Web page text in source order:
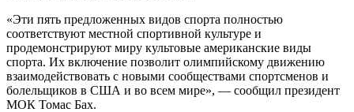
«Эти пять предложенных видов спорта полностью
соответствуют местной спортивной культуре и
продемонстрируют миру культовые американские виды
спорта. Их включение позволит олимпийскому движению
взаимодействовать с новыми сообществами спортсменов и
болельщиков в США и во всем мире», — сообщил президент
МОК Томас Бах.